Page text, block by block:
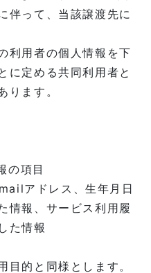
伴って、当該譲渡先に
利用者の個人情報を下
に定める共同利用者と
ります。
の項目
アドレス、生年月日
情報、サービス利用履
た情報
目的と同様とします。